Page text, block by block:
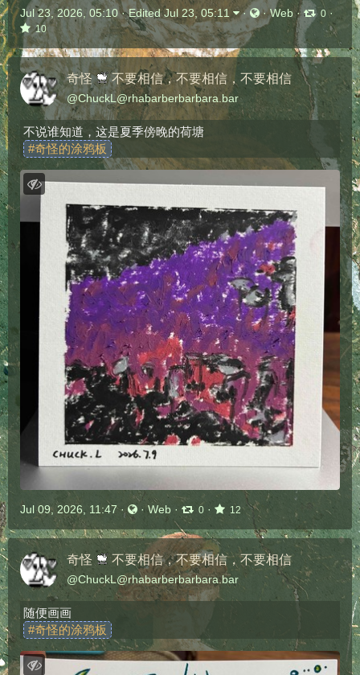
Jul 23, 2026, 05:10·Edited Jul 23, 05:11 · ·Web· 0 ·
10
奇怪 不要相信，不要相信，不要相信
@ChuckL@rhabarberbarbara.bar
不说谁知道，这是夏季傍晚的荷塘
#奇怪的涂鸦板
Jul 09, 2026, 11:47· · Web · 0 · 12
奇怪 不要相信，不要相信，不要相信
@ChuckL@rhabarberbarbara.bar
随便画画
#奇怪的涂鸦板